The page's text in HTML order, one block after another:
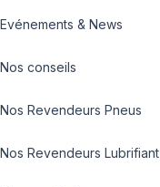
Evénements & News
Nos conseils
Nos Revendeurs Pneus
Nos Revendeurs Lubrifiant